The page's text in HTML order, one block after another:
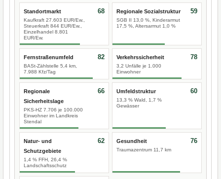
Standortmarkt
Kaufkraft 27.603 EUR/Ew.,
Steuerkraft 844 EUR/Ew.,
Einzelhandel 8.801
EUR/Ew.
68 Regionale Sozialstruktur
SGB II 13,0 %, Kinderarmut
17,5 %, Altersarmut 1,0 %
59
Fernstraßenumfeld
BASt-Zählstelle 5,4 km,
7.988 Kfz/Tag
82 Verkehrssicherheit
3,2 Unfälle je 1.000
Einwohner
78
Regionale
Sicherheitslage
PKS-HZ 7.706 je 100.000
Einwohner im Landkreis
Stendal
66 Umfeldstruktur
13,3 % Wald, 1,7 %
Gewässer
60
Natur- und
Schutzgebiete
1,4 % FFH, 26,4 %
Landschaftsschutz
62 Gesundheit
Traumazentrum 11,7 km
76